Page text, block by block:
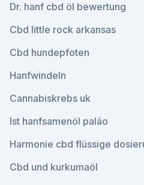
Dr. hanf cbd öl bewertung
Cbd little rock arkansas
Cbd hundepfoten
Hanfwindeln
Cannabiskrebs uk
Ist hanfsamenöl paläo
Harmonie cbd flüssige
Cbd und kurkumaöl